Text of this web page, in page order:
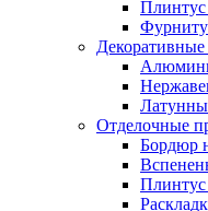
Отделочные
Бордюр